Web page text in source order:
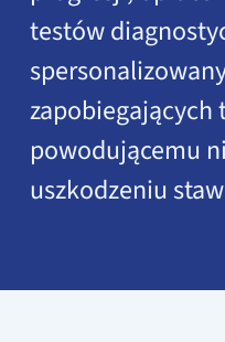
testów
zapobiegających
powodującemu
uszkodzeniu